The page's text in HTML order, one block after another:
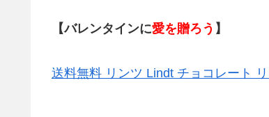
【バレンタインに愛を贈ろう 】
送料無料 リンツ Lindt チョコレート